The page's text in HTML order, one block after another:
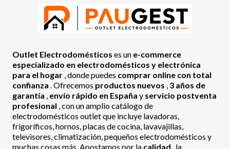
Outlet Electrodomésticos es un e-commerce
especializado en electrodomésticos y electrónica
para el hogar , donde puedes comprar online con total
confianza . Ofrecemos productos nuevos , 3 años de
garantía , envío rápido en España y servicio postventa
profesional , con un amplio catálogo de
electrodomésticos outlet que incluye lavadoras,
frigoríficos, hornos, placas de cocina, lavavajillas,
televisores, climatización, pequeños electrodomésticos y
muchas cosas más. Apostamos por la calidad , la